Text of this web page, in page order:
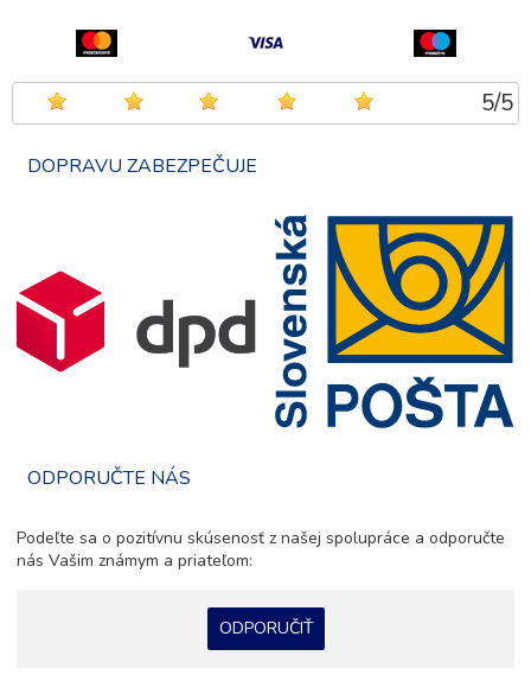
5/5
DOPRAVU ZABEZPEČUJE
ODPORUČTE NÁS
Podeľte sa o pozitívnu skúsenosť z našej spolupráce a odporučte
nás Vašim známym a priateľom:
ODPORUČIŤ